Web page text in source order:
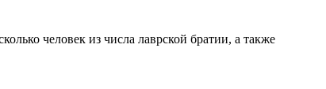
человек из числа лаврской братии, а также